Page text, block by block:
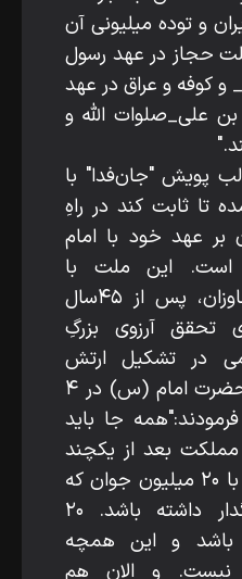
و توده میلیونی آن
حجاز در عهد رسول
و کوفه و عراق در عهد
علی_صلوات الله و
پویش "جان‌فدا" با
تا ثابت کند در راهِ
بر عهد خود با امام
است. این ملت با
ایستادگی در برابر متجاوزان، پس از ۴۵سال
تحقق آرزوی بزرگِ
در تشکیل ارتش
۲۰میلیونی بر می‌دارد. حضرت امام (س) در ۴
باره فرمودند:"همه جا باید
بعد از یکچند
سالی بشود یک کشوری با ۲۰ میلیون جوان که
دارد ۲۰ میلیون تفنگدار داشته باشد. ۲۰
باشد و این همچه
نیست. و الان هم